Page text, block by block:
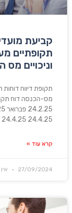
קביעת
תקופתיים
וניכויים מס
תקופת דיווח
24.4.25 24.4.25 אפריל 15.5.25 19.5.25 26.5.25 מאי
קרא עוד »
27/09/2024